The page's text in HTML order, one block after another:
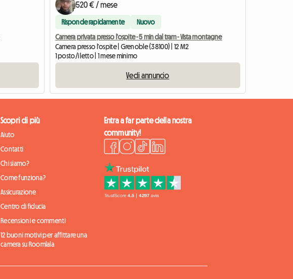
520 € / mese
Risponde rapidamente Nuovo
Camera privata presso l'ospite - 5 min dal tram - Vista montagne
Camera presso l'ospite | Grenoble (38100) | 12 M2
1 posto/i letto | 1 mese minimo
Vedi annuncio
Scopri di più
Aiuto
Contatti
Chi siamo?
Come funziona?
Assicurazione
Centro di fiducia
Recensioni e commenti
12 buoni motivi per affittare una
camera su Roomlala
Entra a far parte della nostra
community!